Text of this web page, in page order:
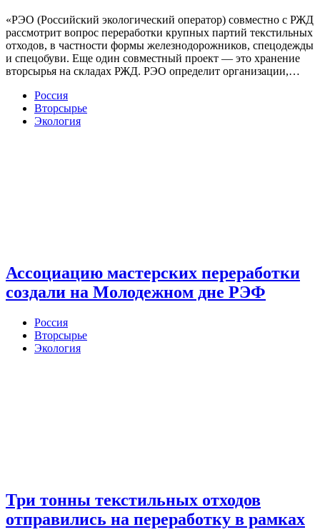
«РЭО (Российский экологический оператор) совместно с РЖД
рассмотрит вопрос переработки крупных партий текстильных
отходов, в частности формы железнодорожников, спецодежды
и спецобуви. Еще один совместный проект — это хранение
вторсырья на складах РЖД. РЭО определит организации,…
Россия
Вторсырье
Экология
Ассоциацию мастерских переработки
создали на Молодежном дне РЭФ
Россия
Вторсырье
Экология
Три тонны текстильных отходов
отправились на переработку в рамках